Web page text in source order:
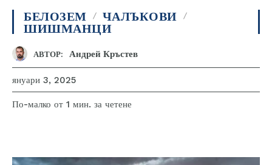
БЕЛОЗЕМ
ЧАЛЪКОВИ
ШИШМАНЦИ
АВТОР: Андрей Кръстев
януари 3, 2025
По-малко от 1 мин. за четене